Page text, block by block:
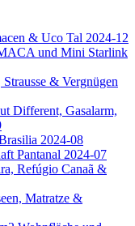
& Uco Tal 2024-12
und Mini Starlink
& Vergnügen
Different, Gasalarm,
2024-08
Pantanal 2024-07
Refúgio Canaã &
Matratze &